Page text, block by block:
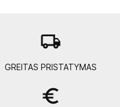
local_shipping
GREITAS PRISTATYMAS
euro_symbol